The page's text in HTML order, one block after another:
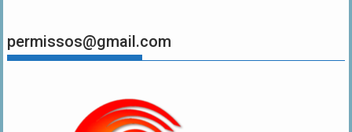
permissos@gmail.com